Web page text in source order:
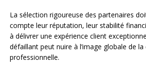
La sélection rigoureuse des partenaires
compte leur réputation, leur stabilité
à délivrer une expérience client
défaillant peut nuire à l’image globale de la
professionnelle.